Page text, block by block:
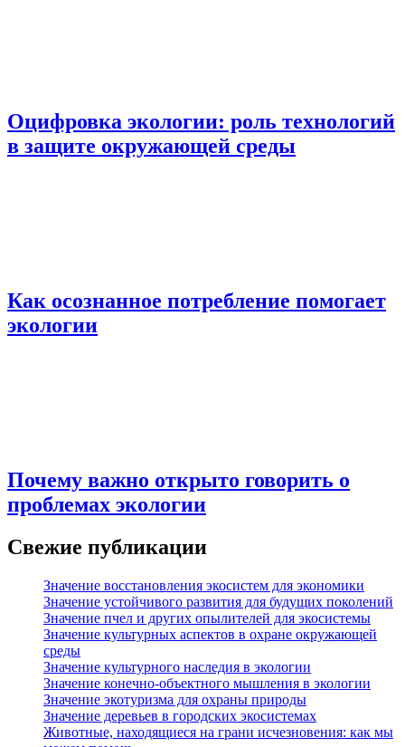
Оцифровка экологии: роль технологий
в защите окружающей среды
Как осознанное потребление помогает
экологии
Почему важно открыто говорить о
проблемах экологии
Свежие публикации
Значение восстановления экосистем для экономики
Значение устойчивого развития для будущих поколений
Значение пчел и других опылителей для экосистемы
Значение культурных аспектов в охране окружающей
среды
Значение культурного наследия в экологии
Значение конечно-объектного мышления в экологии
Значение экотуризма для охраны природы
Значение деревьев в городских экосистемах
Животные, находящиеся на грани исчезновения: как мы